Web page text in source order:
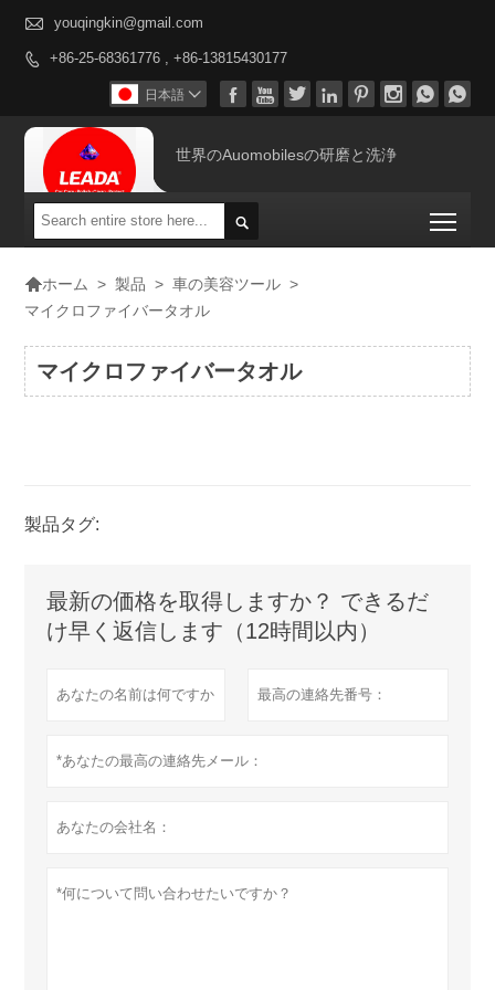
 youqingkin@gmail.com
 +86-25-68361776 , +86-13815430177
       
日本語 
世界のAuomobilesの研磨と洗浄

ホーム > 製品 > 車の美容ツール >
マイクロファイバータオル
マイクロファイバータオル
製品タグ:
最新の価格を取得しますか？ できるだ
け早く返信します（12時間以内）